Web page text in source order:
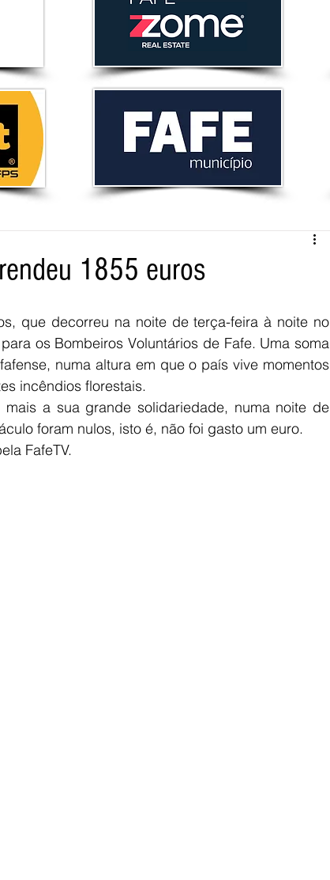
1855 euros
que decorreu na noite de terça-feira à noite no
os Bombeiros Voluntários de Fafe. Uma soma
numa altura em que o país vive momentos
incêndios florestais.
a sua grande solidariedade, numa noite de
foram nulos, isto é, não foi gasto um euro.
FafeTV.